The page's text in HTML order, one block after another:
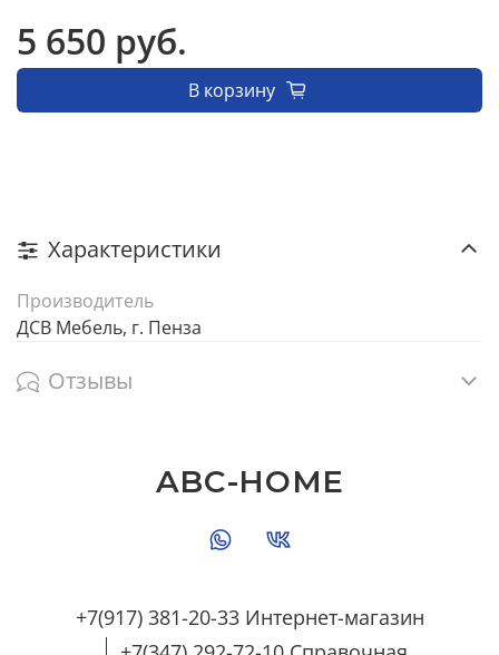
5 650 руб.
В корзину
Характеристики
Производитель
ДСВ Мебель, г. Пенза
Отзывы
+7(917) 381-20-33 Интернет-магазин
ABC-HOME